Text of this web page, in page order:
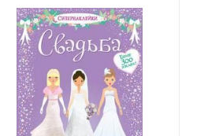
Автор
Мартин Д.